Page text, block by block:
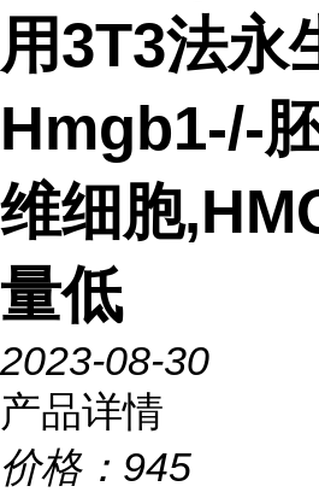
用3T3法永
Hmgb1-/-
维细胞
量低
2023-08-30
产品详情
价格： 945